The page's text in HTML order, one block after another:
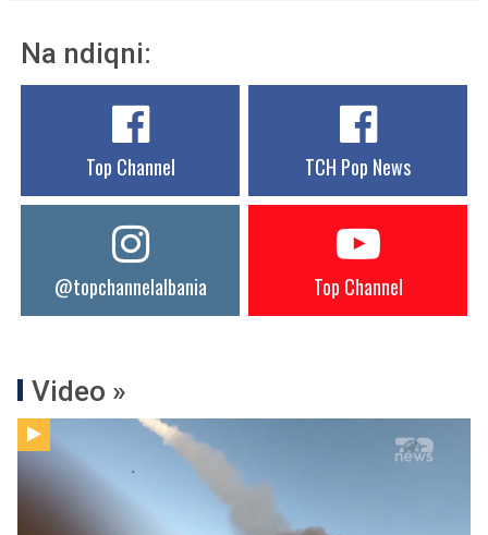
Na ndiqni:
Top Channel TCH Pop News
@topchannelalbania Top Channel
Video »